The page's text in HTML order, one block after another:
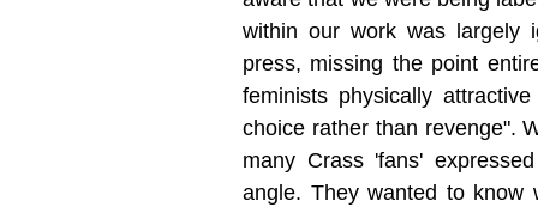
within our work was largely
press, missing the point
feminists physically
choice rather than revenge".
many Crass 'fans'
angle. They wanted to know